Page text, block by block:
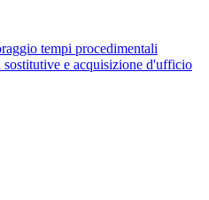
tempi procedimentali
e acquisizione d'ufficio